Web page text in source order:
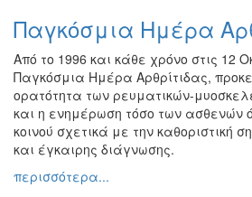
Παγκόσμια Ημέρα
Από το 1996 και κάθε χρόνο στις 12
Παγκόσμια Ημέρα Αρθρίτιδας,
ορατότητα των ρευματικών-
και η ενημέρωση τόσο των ασθενών
κοινού σχετικά με την καθοριστική
και έγκαιρης διάγνωσης.
περισσότερα...